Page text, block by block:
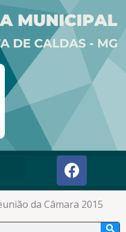
F
a
c
e
b
da Câmara 2015